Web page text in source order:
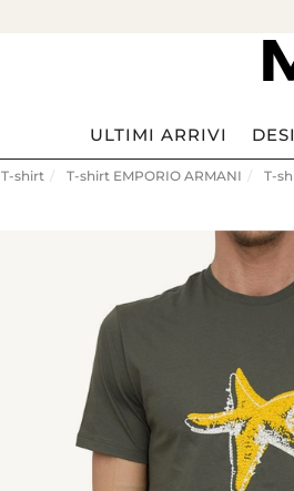
ULTIMI ARRIVI
T-shirt T-shirt EMPORIO ARMANI T-